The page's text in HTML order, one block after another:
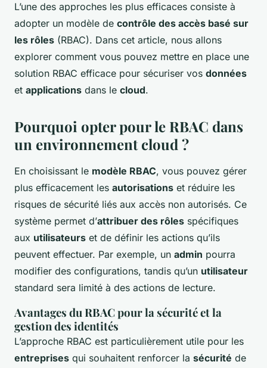
L’une des approches les plus efficaces consiste à
adopter un modèle de contrôle des accès basé sur
les rôles (RBAC). Dans cet article, nous allons
explorer comment vous pouvez mettre en place une
solution RBAC efficace pour sécuriser vos données
et applications dans le cloud.
Pourquoi opter pour le RBAC dans
un environnement cloud ?
En choisissant le modèle RBAC, vous pouvez gérer
plus efficacement les autorisations et réduire les
risques de sécurité liés aux accès non autorisés. Ce
système permet d’attribuer des rôles spécifiques
aux utilisateurs et de définir les actions qu’ils
peuvent effectuer. Par exemple, un admin pourra
modifier des configurations, tandis qu’un utilisateur
standard sera limité à des actions de lecture.
Avantages du RBAC pour la sécurité et la
gestion des identités
L’approche RBAC est particulièrement utile pour les
entreprises qui souhaitent renforcer la sécurité de